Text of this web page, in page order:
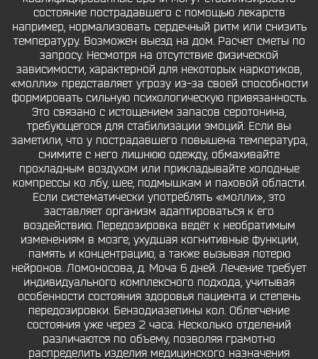
состояние пострадавшего с помощью лекарств
например, нормализовать сердечный ритм или снизить
температуру. Возможен выезд на дом. Расчет сметы по
запросу. Несмотря на отсутствие физической
зависимости, характерной для некоторых наркотиков,
«молли» представляет угрозу из-за своей способности
формировать сильную психологическую привязанность.
Это связано с истощением запасов серотонина,
требующегося для стабилизации эмоций. Если вы
заметили, что у пострадавшего повышена температура,
снимите с него лишнюю одежду, обмахивайте
прохладным воздухом или прикладывайте холодные
компрессы ко лбу, шее, подмышкам и паховой области.
Если систематически употреблять «молли», это
заставляет организм адаптироваться к его
воздействию. Передозировка ведёт к необратимым
изменениям в мозге, ухудшая когнитивные функции,
память и концентрацию, а также вызывая потерю
нейронов. Ломоносова, д. Моча 6 дней. Лечение требует
индивидуального комплексного подхода, учитывая
особенности состояния здоровья пациента и степень
передозировки. Бензодиазепины кол. Облегчение
состояния уже через 2 часа. Несколько отделений
различаются по объему, позволяя грамотно
распределить изделия медицинского назначения